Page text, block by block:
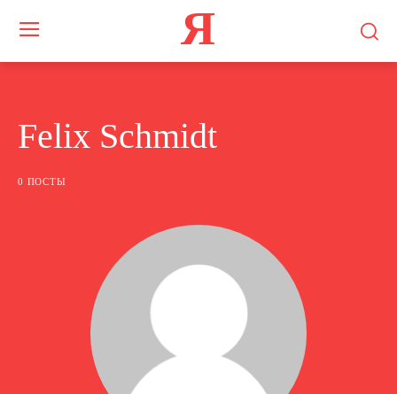
Я
Felix Schmidt
0 ПОСТЫ